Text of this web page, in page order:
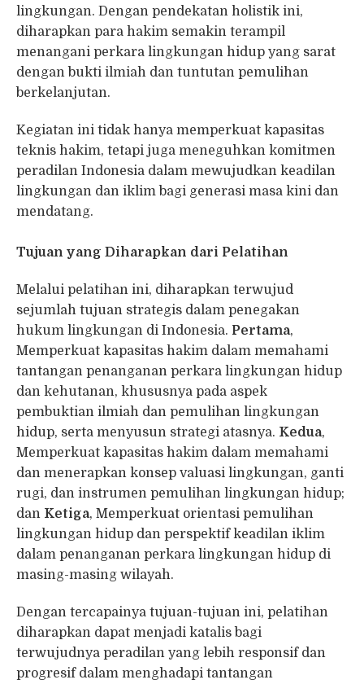
lingkungan. Dengan pendekatan holistik ini,
diharapkan para hakim semakin terampil
menangani perkara lingkungan hidup yang sarat
dengan bukti ilmiah dan tuntutan pemulihan
berkelanjutan.
Kegiatan ini tidak hanya memperkuat kapasitas
teknis hakim, tetapi juga meneguhkan komitmen
peradilan Indonesia dalam mewujudkan keadilan
lingkungan dan iklim bagi generasi masa kini dan
mendatang.
Tujuan yang Diharapkan dari Pelatihan
Melalui pelatihan ini, diharapkan terwujud
sejumlah tujuan strategis dalam penegakan
hukum lingkungan di Indonesia. Pertama,
Memperkuat kapasitas hakim dalam memahami
tantangan penanganan perkara lingkungan hidup
dan kehutanan, khususnya pada aspek
pembuktian ilmiah dan pemulihan lingkungan
hidup, serta menyusun strategi atasnya. Kedua,
Memperkuat kapasitas hakim dalam memahami
dan menerapkan konsep valuasi lingkungan, ganti
rugi, dan instrumen pemulihan lingkungan hidup;
dan Ketiga, Memperkuat orientasi pemulihan
lingkungan hidup dan perspektif keadilan iklim
dalam penanganan perkara lingkungan hidup di
masing-masing wilayah.
Dengan tercapainya tujuan-tujuan ini, pelatihan
diharapkan dapat menjadi katalis bagi
terwujudnya peradilan yang lebih responsif dan
progresif dalam menghadapi tantangan